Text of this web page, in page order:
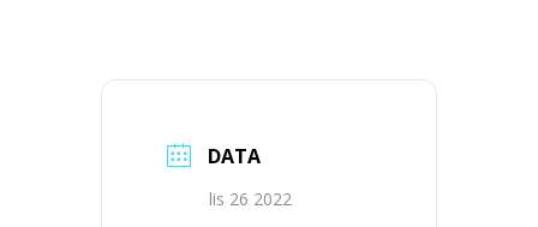
DATA
lis 26 2022